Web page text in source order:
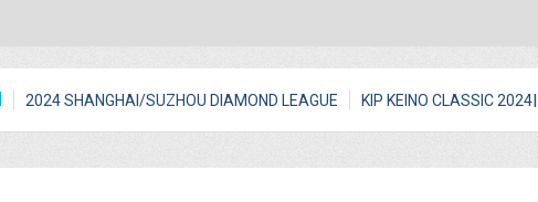
2024 SHANGHAI/SUZHOU DIAMOND LEAGUE I
KIP KEINO CLASSIC 2024